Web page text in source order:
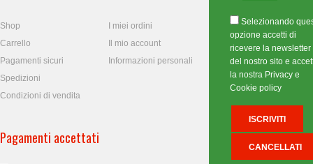
Shop
Carrello
Pagamenti sicuri
Spedizioni
Condizioni di vendita
I miei ordini
Il mio account
Informazioni personali
Pagamenti accettati
Selezionando
opzione accetti di
ricevere la newsletter
del nostro sito e
la nostra Privacy e
Cookie policy